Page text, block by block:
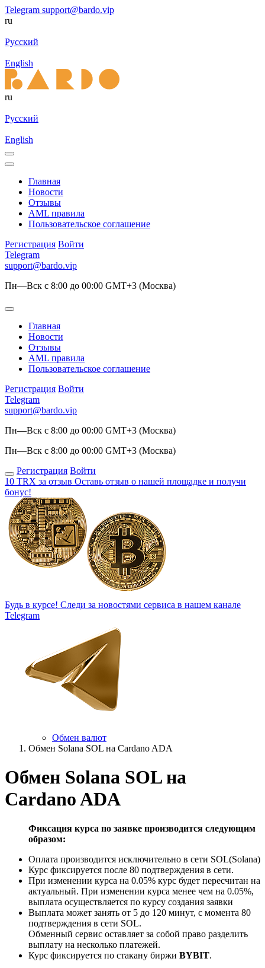
Telegram support@bardo.vip
ru
Русский
English
ru
Русский
English
Главная
Новости
Отзывы
AML правила
Пользовательское соглашение
Регистрация Войти
Telegram
support@bardo.vip
Пн—Вск с 8:00 до 00:00 GMT+3 (Москва)
Главная
Новости
Отзывы
AML правила
Пользовательское соглашение
Регистрация Войти
Telegram
support@bardo.vip
Пн—Вск с 8:00 до 00:00 GMT+3 (Москва)
Пн—Вск с 8:00 до 00:00 GMT+3 (Москва)
Регистрация Войти
10 TRX за отзыв Оставь отзыв о нашей площадке и получи
бонус!
Будь в курсе! Следи за новостями сервиса в нашем канале
Telegram
Обмен валют
Обмен Solana SOL на Cardano ADA
Обмен Solana SOL на
Cardano ADA
Фиксация курса по заявке производится следующим
образом:
Оплата производится исключительно в сети SOL(Solana)
Курс фиксируется после 80 подтверждения в сети.
При изменении курса на 0.05% курс будет пересчитан на
актуальный. При изменении курса менее чем на 0.05%,
выплата осуществляется по курсу создания заявки
Выплата может занять от 5 до 120 минут, с момента 80
подтверждения в сети SOL.
Обменный сервис оставляет за собой право разделить
выплату на несколько платежей.
Курс фиксируется по стакану биржи BYBIT.